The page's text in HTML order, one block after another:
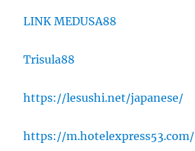
LINK MEDUSA88
Trisula88
https://lesushi.net/japanese/
https://m.hotelexpress53.com/